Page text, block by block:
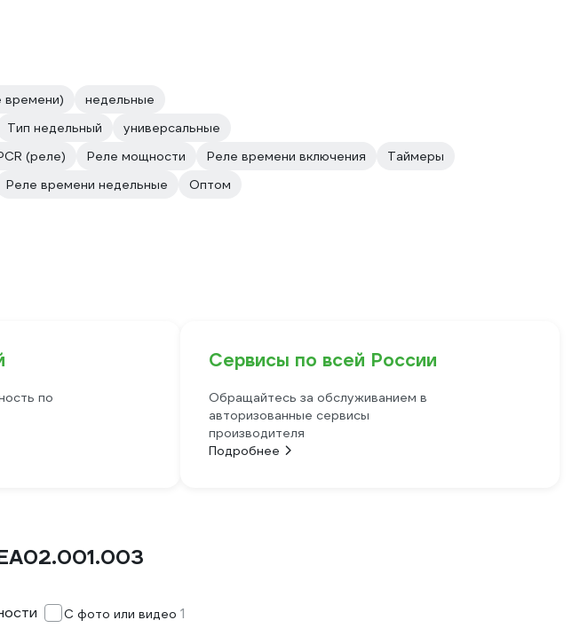
времени)
недельные
Тип недельный
универсальные
(реле) Реле мощности Реле времени включения
Таймеры
Реле времени недельные Оптом
по
Сервисы по всей России
Обращайтесь за обслуживанием в
авторизованные сервисы
производителя
Подробнее
С фото или видео 1